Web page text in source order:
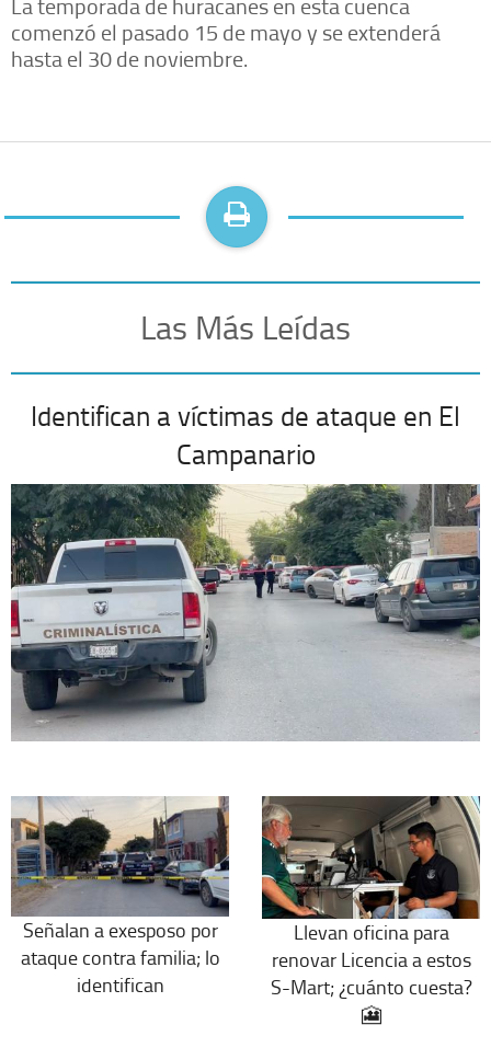
comenzó el pasado 15 de mayo y se extenderá
hasta el 30 de noviembre.
Las Más Leídas
Identifican a víctimas de ataque en El
Campanario
Señalan a exesposo por
ataque contra familia; lo
identifican
Llevan oficina para
renovar Licencia a estos
S-Mart; ¿cuánto cuesta?
🎦